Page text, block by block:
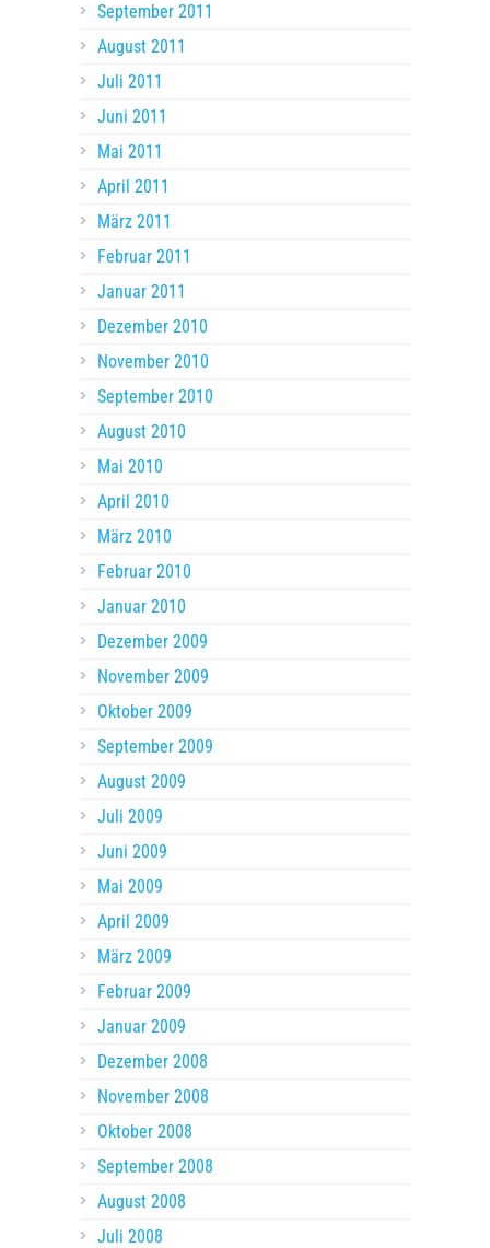
September 2011
August 2011
Juli 2011
Juni 2011
Mai 2011
April 2011
März 2011
Februar 2011
Januar 2011
Dezember 2010
November 2010
September 2010
August 2010
Mai 2010
April 2010
März 2010
Februar 2010
Januar 2010
Dezember 2009
November 2009
Oktober 2009
September 2009
August 2009
Juli 2009
Juni 2009
Mai 2009
April 2009
März 2009
Februar 2009
Januar 2009
Dezember 2008
November 2008
Oktober 2008
September 2008
August 2008
Juli 2008